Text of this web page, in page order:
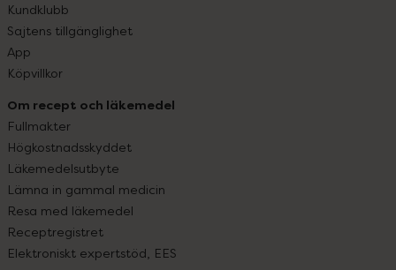
Kundklubb
Sajtens tillgänglighet
App
Köpvillkor
Om recept och läkemedel
Fullmakter
Högkostnadsskyddet
Läkemedelsutbyte
Lämna in gammal medicin
Resa med läkemedel
Receptregistret
Elektroniskt expertstöd, EES